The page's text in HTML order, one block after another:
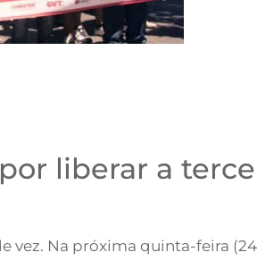
liberar a
vez. Na próxima quinta-feira